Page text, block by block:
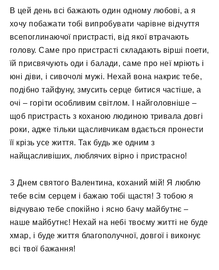
В цей день всі бажають один одному любові, а я
хочу побажати тобі випробувати чарівне відчуття
всепоглинаючої пристрасті, від якої втрачають
голову. Саме про пристрасті складають вірші поети,
їй присвячують оди і балади, саме про неї мріють і
юні діви, і сивочолі мужі. Нехай вона накриє тебе,
подібно тайфуну, змусить серце битися частіше, а
очі – горіти особливим світлом. І найголовніше –
щоб пристрасть з коханою людиною тривала довгі
роки, адже тільки щасливчикам вдається пронести
її крізь усе життя. Так будь же одним з
найщасливіших, люблячих вірно і пристрасно!
З Днем святого Валентина, коханий мій! Я люблю
тебе всім серцем і бажаю тобі щастя! З тобою я
відчуваю тебе спокійно і ясно бачу майбутнє –
наше майбутнє! Нехай на небі твоєму житті не буде
хмар, і буде життя благополучної, довгої і виконує
всі твої бажання!